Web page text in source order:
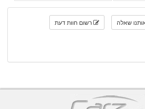
שאלה רשום חוות דעת